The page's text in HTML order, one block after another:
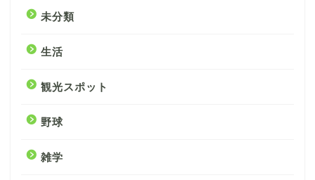
未分類
生活
観光スポット
野球
雑学